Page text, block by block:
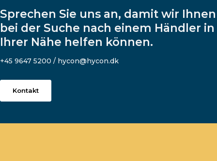
Sprechen Sie uns an, damit wir Ihnen
bei der Suche nach einem Händler in
Ihrer Nähe helfen können.
+45 9647 5200 / hycon@hycon.dk
Kontakt